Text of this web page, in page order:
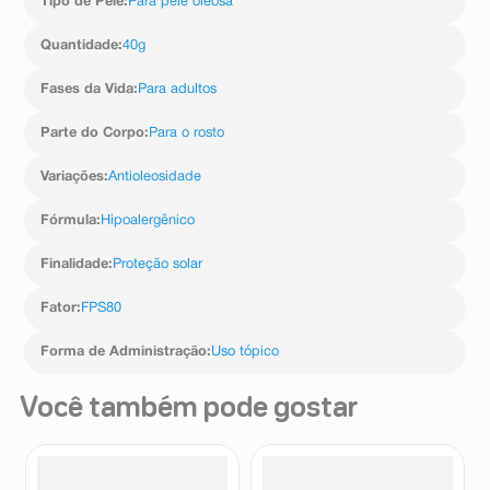
Tipo de Pele:Para pele oleosa
Quantidade:40g
Fases da Vida:Para adultos
Parte do Corpo:Para o rosto
Variações:Antioleosidade
Fórmula:Hipoalergênico
Finalidade:Proteção solar
Fator:FPS80
Forma de Administração:Uso tópico
Você também pode gostar